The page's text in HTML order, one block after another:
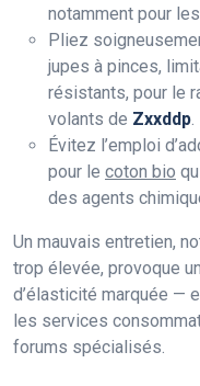
notamment pour
Pliez
jupes à pinces,
résistants, pour le
volants de Zxxddp.
Évitez l’emploi
pour le coton bio
des agents
Un mauvais entretien,
trop élevée, provoque
d’élasticité marquée —
les services
forums spécialisés.